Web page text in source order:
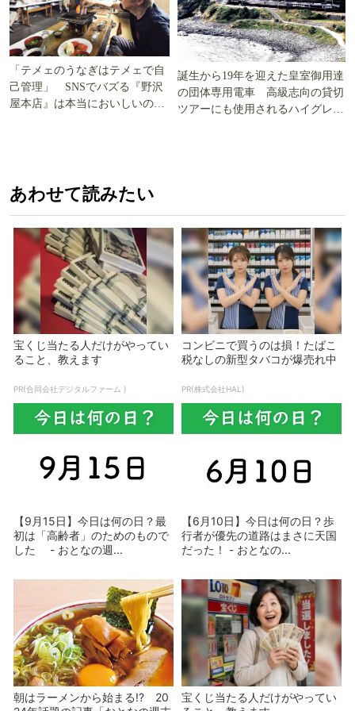
「テメェのうなぎはテメェで自
己管理」 SNSでバズる『野沢
屋本店』は本当においしいの
誕生から19年を迎えた皇室御用達
の団体専用電車 高級志向の貸切
ツアーにも使用されるハイグレー
あわせて読みたい
宝くじ当たる人だけがやってい
ること、教えます
PR(合同会社デジタルファーム )
コンビニで買うのは損！たばこ
税なしの新型タバコが爆売れ中
PR(株式会社HAL)
【9月15日】今日は何の日？最
初は「高齢者」のためのもので
した - おとなの週...
【6月10日】今日は何の日？歩
行者が優先の道路はまさに天国
だった！ - おとなの...
朝はラーメンから始まる!? 20
宝くじ当たる人だけがやってい